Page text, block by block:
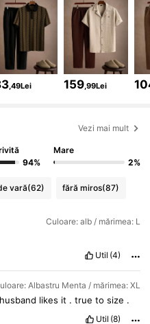
,49Lei 159,99Lei
Vezi mai mult
94%
Mare
2%
vară(62) fără miros(87)
Culoare: alb / mărimea: L
Util (4)
Albastru Menta / mărimea: XL
husband likes it . true to size .
Util (8)